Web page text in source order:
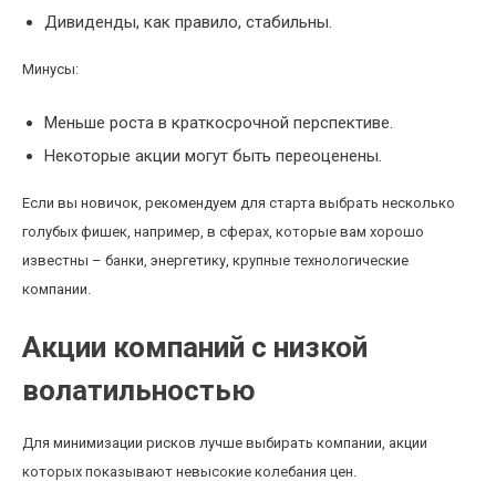
Дивиденды, как правило, стабильны.
Минусы:
Меньше роста в краткосрочной перспективе.
Некоторые акции могут быть переоценены.
Если вы новичок, рекомендуем для старта выбрать несколько
голубых фишек, например, в сферах, которые вам хорошо
известны – банки, энергетику, крупные технологические
компании.
Акции компаний с низкой
волатильностью
Для минимизации рисков лучше выбирать компании, акции
которых показывают невысокие колебания цен.